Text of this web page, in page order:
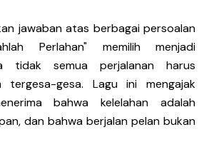
jawaban atas berbagai persoalan
Perlahan" memilih menjadi
tidak semua perjalanan harus
tergesa-gesa. Lagu ini mengajak
bahwa kelelahan adalah
dan bahwa berjalan pelan bukan